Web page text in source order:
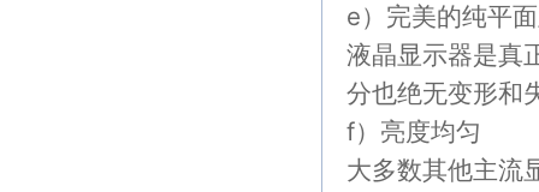
e）完美的纯平
液晶显示器是真
分也绝无变形和
f）亮度均匀
大多数其他主流